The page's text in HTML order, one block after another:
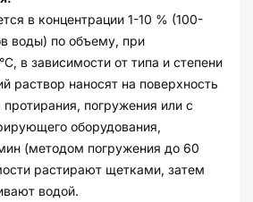
в концентрации 1-10 % (100-
воды) по объему, при
в зависимости от типа и степени
раствор наносят на поверхность
погружения или с
оборудования,
(методом погружения до 60
растирают щетками, затем
водой.